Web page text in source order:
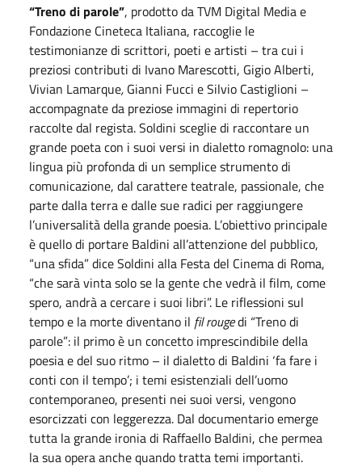
“Treno di parole”, prodotto da TVM Digital Media e
Fondazione Cineteca Italiana, raccoglie le
testimonianze di scrittori, poeti e artisti – tra cui i
preziosi contributi di Ivano Marescotti, Gigio Alberti,
Vivian Lamarque, Gianni Fucci e Silvio Castiglioni –
accompagnate da preziose immagini di repertorio
raccolte dal regista. Soldini sceglie di raccontare un
grande poeta con i suoi versi in dialetto romagnolo: una
lingua più profonda di un semplice strumento di
comunicazione, dal carattere teatrale, passionale, che
parte dalla terra e dalle sue radici per raggiungere
l’universalità della grande poesia. L’obiettivo principale
è quello di portare Baldini all’attenzione del pubblico,
“una sfida” dice Soldini alla Festa del Cinema di Roma,
“che sarà vinta solo se la gente che vedrà il film, come
spero, andrà a cercare i suoi libri”. Le riflessioni sul
tempo e la morte diventano il fil rougedi “Treno di
parole”: il primo è un concetto imprescindibile della
poesia e del suo ritmo – il dialetto di Baldini ‘fa fare i
conti con il tempo’; i temi esistenziali dell’uomo
contemporaneo, presenti nei suoi versi, vengono
esorcizzati con leggerezza. Dal documentario emerge
tutta la grande ironia di Raffaello Baldini, che permea
la sua opera anche quando tratta temi importanti.